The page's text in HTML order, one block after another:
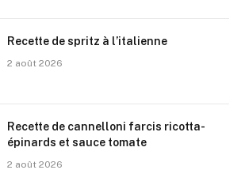
Recette de spritz à l’italienne
2 août 2026
Recette de cannelloni farcis ricotta-
épinards et sauce tomate
2 août 2026